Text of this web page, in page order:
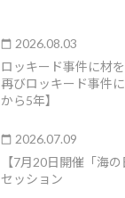
2026.08.03
ロッキード事件に材
再びロッキード事件
から5年】
2026.07.09
【7月20日開催「海
セッション